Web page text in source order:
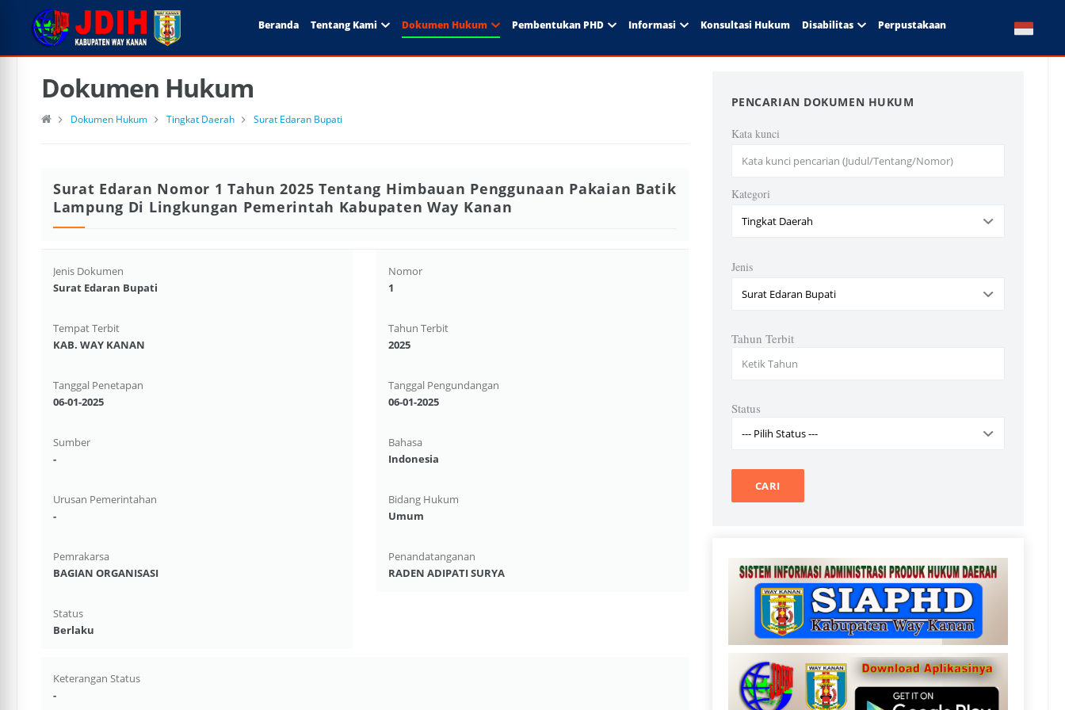
Beranda Tentang Kami Dokumen Hukum Pembentukan PHD Informasi Konsultasi Hukum Disabilitas Perpustakaan
Dokumen Hukum
Dokumen Hukum Tingkat Daerah Surat Edaran Bupati
Surat Edaran Nomor 1 Tahun 2025 Tentang Himbauan Penggunaan Pakaian Batik
Lampung Di Lingkungan Pemerintah Kabupaten Way Kanan
Jenis Dokumen
Surat Edaran Bupati
Nomor
1
Tempat Terbit
KAB. WAY KANAN
Tahun Terbit
2025
Tanggal Penetapan
06-01-2025
Tanggal Pengundangan
06-01-2025
Sumber
-
Bahasa
Indonesia
Urusan Pemerintahan
-
Bidang Hukum
Umum
Pemrakarsa
BAGIAN ORGANISASI
Penandatanganan
RADEN ADIPATI SURYA
Status
Berlaku
Keterangan Status
-
PENCARIAN DOKUMEN HUKUM
Kata kunci
Kategori
Jenis
Tahun Terbit
Status